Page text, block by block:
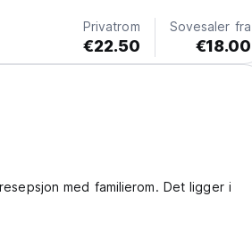
Privatrom
€22.50
Sovesaler fra
€18.00
med familierom. Det ligger i